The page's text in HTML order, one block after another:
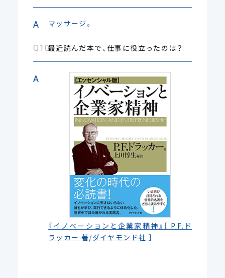
マッサージ。
最近読んだ本で、仕事に役立ったのは？
『イノベーションと企業家精神』［ P.F.ド
ラッカー 著/ダイヤモンド社 ］